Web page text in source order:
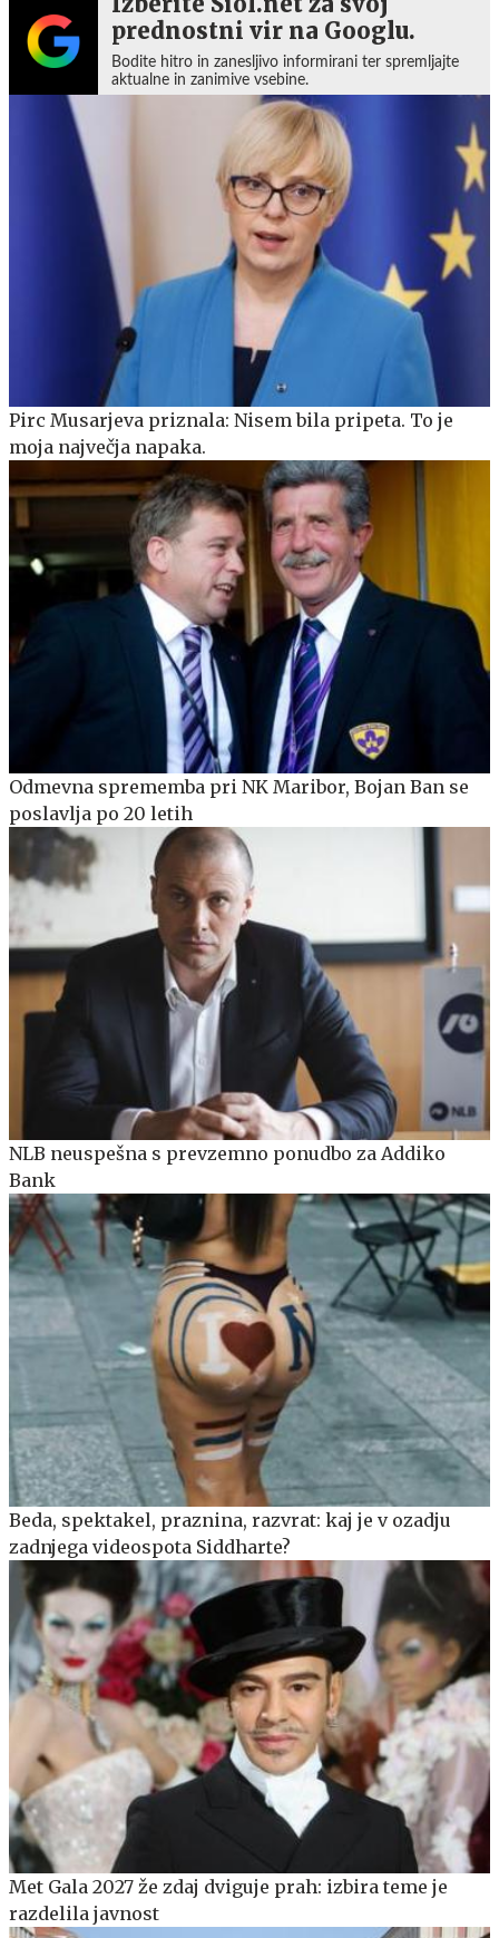
prednostni vir na Googlu.
Bodite hitro in zanesljivo informirani ter spremljajte
aktualne in zanimive vsebine.
Pirc Musarjeva priznala: Nisem bila pripeta. To je
moja največja napaka.
Odmevna sprememba pri NK Maribor, Bojan Ban se
poslavlja po 20 letih
NLB neuspešna s prevzemno ponudbo za Addiko
Bank
Beda, spektakel, praznina, razvrat: kaj je v ozadju
zadnjega videospota Siddharte?
Met Gala 2027 že zdaj dviguje prah: izbira teme je
razdelila javnost